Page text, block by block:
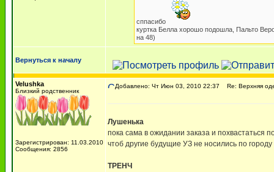
сппасибо
куртка Белла хорошо подошла, Пальто
на 48)
Вернуться к началу
Velushka
Близкий родственник
Зарегистрирован: 11.03.2010
Сообщения: 2856
Добавлено: Чт Июн 03, 2010 22:37 Re: Верхняя
Лушенька
пока сама в ожидании заказа и
чтоб другие будущие УЗ не носились по
ТРЕНЧ